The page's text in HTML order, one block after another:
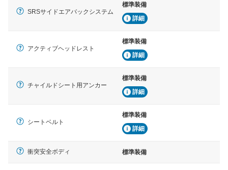
SRSサイドエアバックシステム
標準装備
詳細
アクティブヘッドレスト
標準装備
詳細
チャイルドシート用アンカー
標準装備
詳細
シートベルト
標準装備
詳細
衝突安全ボディ 標準装備